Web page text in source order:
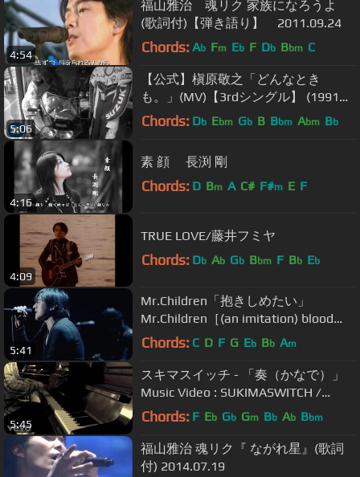
4:54
福山雅治 魂リク 家族になろうよ
(歌詞付)【弾き語り】 2011.09.24
Chords: Ab Fm Eb F Db Bbm C
5:06
【公式】槇原敬之「どんなとき
も。」(MV)【3rdシングル】 (1991年)
Noriyuki Makihara/donnatokimo
Chords: Db Ebm Gb B Bbm Abm Bb
4:16
素 顔 長渕 剛
Chords: D Bm A C# F#m E F
4:09
TRUE LOVE/藤井フミヤ
Chords: Db Ab Gb Bbm F Bb Eb
5:41
Mr.Children「抱きしめたい」
Mr.Children［(an imitation) blood
orange］Tour
Chords: C D F G Eb Bb Am
5:45
スキマスイッチ - 「奏（かなで）」
Music Video : SUKIMASWITCH /
KANADE Music Video
Chords: F Eb Gb Gm Bb Ab Bbm
福山雅治 魂リク『 ながれ星』(歌詞
付) 2014.07.19